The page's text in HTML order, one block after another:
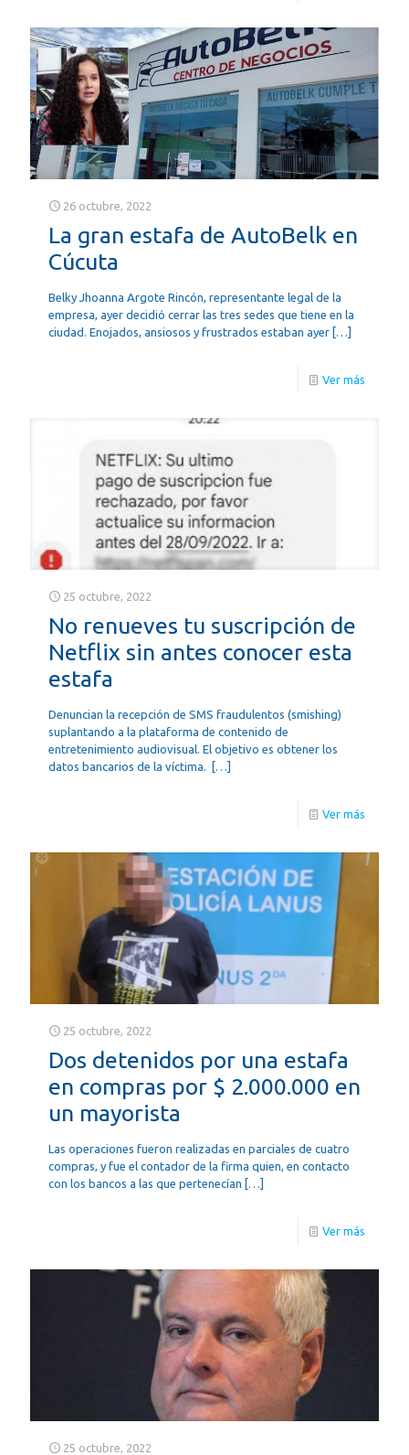
26 octubre, 2022
La gran estafa de AutoBelk en
Cúcuta
Belky Jhoanna Argote Rincón, representante legal de la
empresa, ayer decidió cerrar las tres sedes que tiene en la
ciudad. Enojados, ansiosos y frustrados estaban ayer […]
Ver más
25 octubre, 2022
No renueves tu suscripción de
Netflix sin antes conocer esta
estafa
Denuncian la recepción de SMS fraudulentos (smishing)
suplantando a la plataforma de contenido de
entretenimiento audiovisual. El objetivo es obtener los
datos bancarios de la víctima.
[…]
Ver más
25 octubre, 2022
Dos detenidos por una estafa
en compras por $ 2.000.000 en
un mayorista
Las operaciones fueron realizadas en parciales de cuatro
compras, y fue el contador de la firma quien, en contacto
con los bancos a las que pertenecían […]
Ver más
25 octubre, 2022